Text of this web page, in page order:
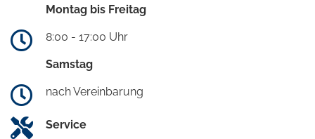
Montag bis Freitag
8:00 - 17:00 Uhr
Samstag
nach Vereinbarung
Service